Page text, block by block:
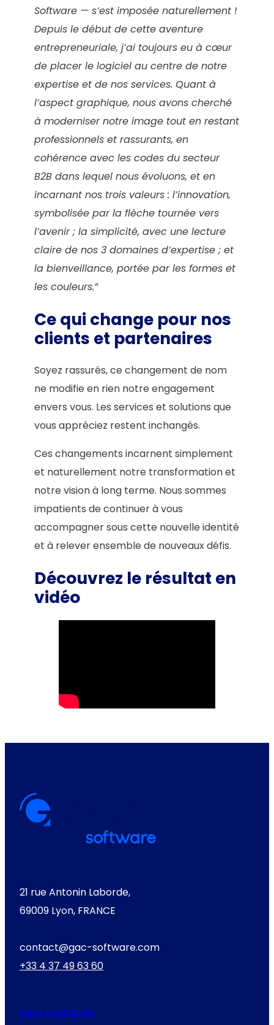
Software — s’est imposée naturellement !
Depuis le début de cette aventure
entrepreneuriale, j’ai toujours eu à cœur
de placer le logiciel au centre de notre
expertise et de nos services. Quant à
l’aspect graphique, nous avons cherché
à moderniser notre image tout en restant
professionnels et rassurants, en
cohérence avec les codes du secteur
B2B dans lequel nous évoluons, et en
incarnant nos trois valeurs : l’innovation,
symbolisée par la flèche tournée vers
l’avenir ; la simplicité, avec une lecture
claire de nos 3 domaines d’expertise ; et
la bienveillance, portée par les formes et
les couleurs.”
Ce qui change pour nos
clients et partenaires
Soyez rassurés, ce changement de nom
ne modifie en rien notre engagement
envers vous. Les services et solutions que
vous appréciez restent inchangés.
Ces changements incarnent simplement
et naturellement notre transformation et
notre vision à long terme. Nous sommes
impatients de continuer à vous
accompagner sous cette nouvelle identité
et à relever ensemble de nouveaux défis.
Découvrez le résultat en
vidéo
21 rue Antonin Laborde,
69009 Lyon, FRANCE
contact@gac-software.com
+33 4 37 49 63 60
Nous contacter